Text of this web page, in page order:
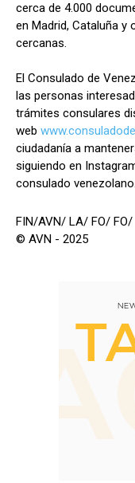
cerca de 4.000
en Madrid, Cataluña
cercanas.
El Consulado de
las personas
trámites consulares
web
ciudadanía a
siguiendo en
consulado venezolano.
FIN/AVN/ LA/ FO/ FO/
© AVN - 2025